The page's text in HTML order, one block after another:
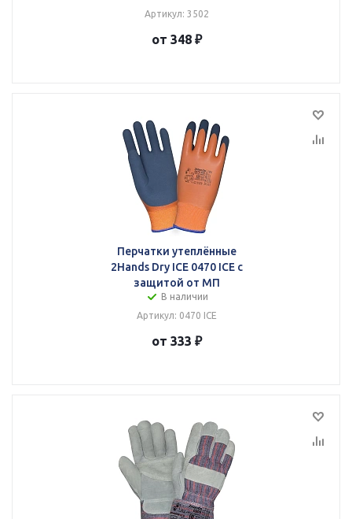
Артикул: 3502
от 348 ₽
Перчатки утеплённые
2Hands Dry ICE 0470 ICE с
защитой от МП
В наличии
Артикул: 0470 ICE
от 333 ₽